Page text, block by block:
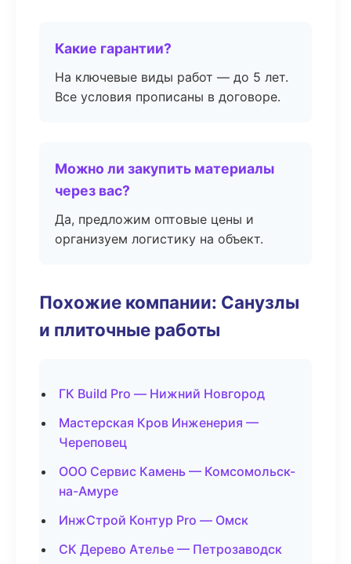
Какие гарантии?
На ключевые виды работ — до 5 лет.
Все условия прописаны в договоре.
Можно ли закупить материалы
через вас?
Да, предложим оптовые цены и
организуем логистику на объект.
Похожие компании: Санузлы
и плиточные работы
ГК Build Pro — Нижний Новгород
Мастерская Кров Инженерия —
Череповец
ООО Сервис Камень — Комсомольск-
на-Амуре
ИнжСтрой Контур Pro — Омск
СК Дерево Ателье — Петрозаводск